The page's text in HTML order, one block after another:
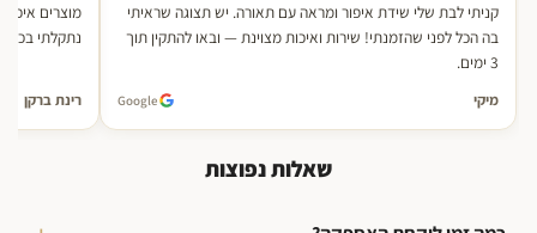
קניתי לבת שלי שידת איפור ומראה עם תאורה. יש תצוגה שראיתי
בה הכל לפני שהזמנתי! שירות ואיכות מצוינת — ובאו להתקין תוך
3 ימים.
מיקי Google
מוצרים
נתקלתי בכזה. אחרי 2 רכישות —
רינת ברקן
שאלות נפוצות